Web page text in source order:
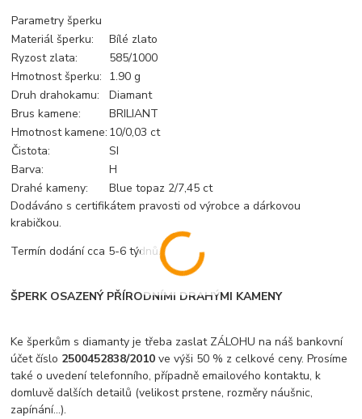
Parametry šperku
Materiál šperku:
Bílé zlato
Ryzost zlata:
585/1000
Hmotnost šperku: 1.90 g
Druh drahokamu:
Diamant
Brus kamene:
BRILIANT
Hmotnost kamene: 10/0,03 ct
Čistota:
SI
Barva:
H
Drahé kameny:
Blue topaz 2/7,45 ct
Dodáváno s certifikátem pravosti od výrobce a dárkovou
krabičkou.
Termín dodání cca 5-6 týdnů.
ŠPERK OSAZENÝ PŘÍRODNÍMI DRAHÝMI KAMENY
Ke šperkům s diamanty je třeba zaslat ZÁLOHU na náš bankovní
účet číslo 2500452838/2010 ve výši 50 % z celkové ceny. Prosíme
také o uvedení telefonního, případně emailového kontaktu, k
domluvě dalších detailů (velikost prstene, rozměry náušnic,
zapínání...).